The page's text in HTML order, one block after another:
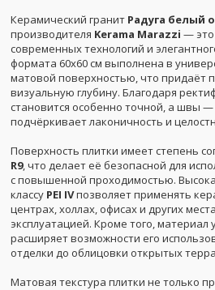
Керамический гранит Радуга белый
производителя Kerama Marazzi — это
современных технологий и
формата 60x60 см выполнена в
матовой поверхностью, что придаёт
визуальную глубину. Благодаря
становится особенно точной, а швы
подчёркивает лаконичность и
Поверхность плитки имеет степень
R9, что делает её безопасной для
с повышенной проходимостью.
классу PEI IVпозволяет применять
центрах, холлах, офисах и других
эксплуатацией. Кроме того, материал
расширяет возможности его
отделки до облицовки открытых
Матовая текстура плитки не только